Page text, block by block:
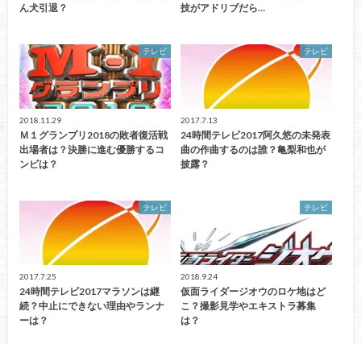
ん犬引退？
技がアドリブだら…
テレビ
2018.11.29
Ｍ１グランプリ2018の敗者復活戦
出場者は？決勝に進む優勝するコ
ンビは？
テレビ
2017.7.13
24時間テレビ2017阿久悠の未発表
曲の作曲するのは誰？亀梨和也が
披露？
テレビ
2017.7.25
24時間テレビ2017マラソンは継
続？中止にできない理由やランナ
ーは？
テレビ
2018.9.24
仮面ライダージオウのロケ地はど
こ？撮影見学やエキストラ募集
は？